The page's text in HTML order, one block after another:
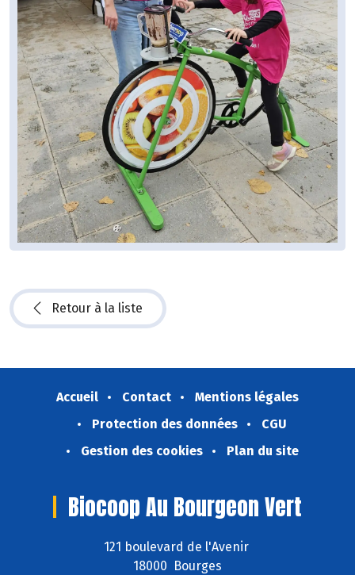
Retour à la liste
Accueil Contact
Mentions légales
Protection des données
CGU
Gestion des cookies
Plan du site
Biocoop Au Bourgeon Vert
121 boulevard de l'Avenir
18000 Bourges